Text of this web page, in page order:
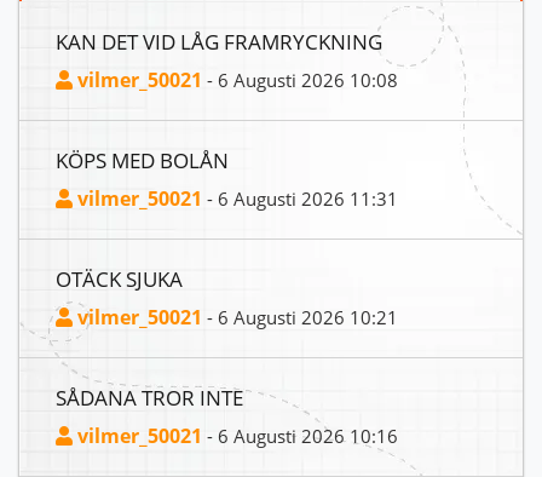
KAN DET VID LÅG FRAMRYCKNING
vilmer_50021 - 6 Augusti 2026 10:08
KÖPS MED BOLÅN
vilmer_50021 - 6 Augusti 2026 11:31
OTÄCK SJUKA
vilmer_50021 - 6 Augusti 2026 10:21
SÅDANA TROR INTE
vilmer_50021 - 6 Augusti 2026 10:16